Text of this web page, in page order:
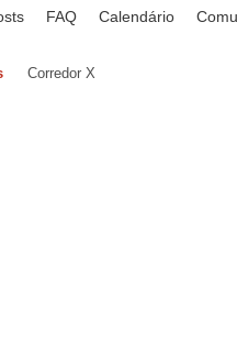
FAQ Calendário
Corredor X